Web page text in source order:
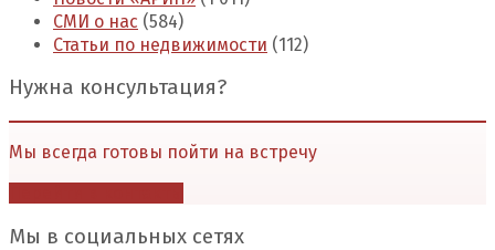
СМИ о нас (584)
Статьи по недвижимости (112)
Нужна консультация?
Мы всегда готовы пойти на встречу
Мы в социальных сетях